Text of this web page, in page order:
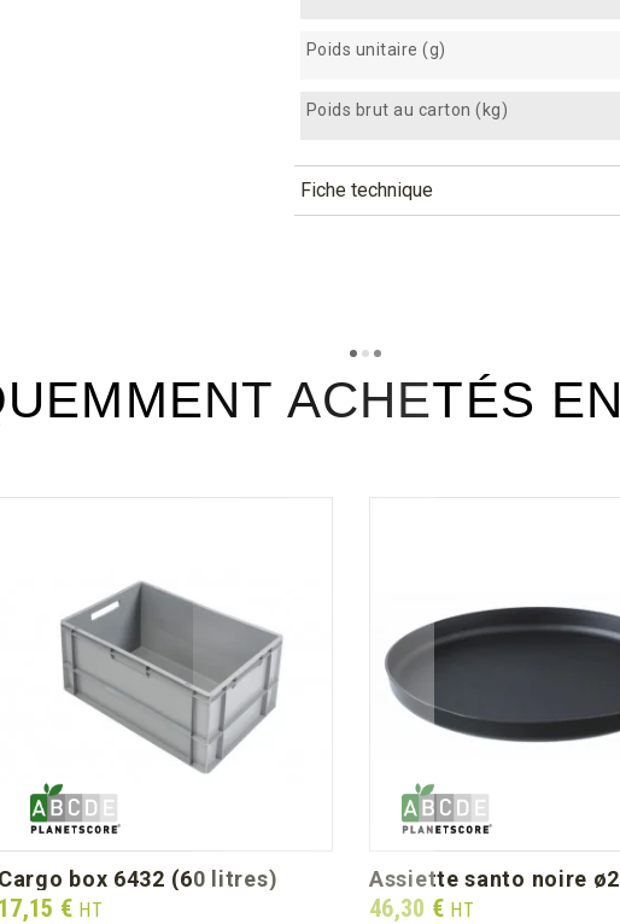
Poids unitaire (g)
Poids brut au carton (kg)
Fiche technique
ACHETÉS
cargo box 6432 (60 litres)
Prix
17,15 € HT
assiette santo noire
Prix
46,30 € HT